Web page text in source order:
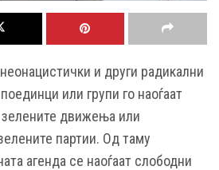
и други радикални
или групи го наоѓаат
движења или
партии. Од таму
агенда се наоѓаат слободни